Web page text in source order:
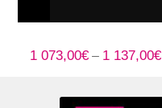
1 073,00€ – 1 137,00€